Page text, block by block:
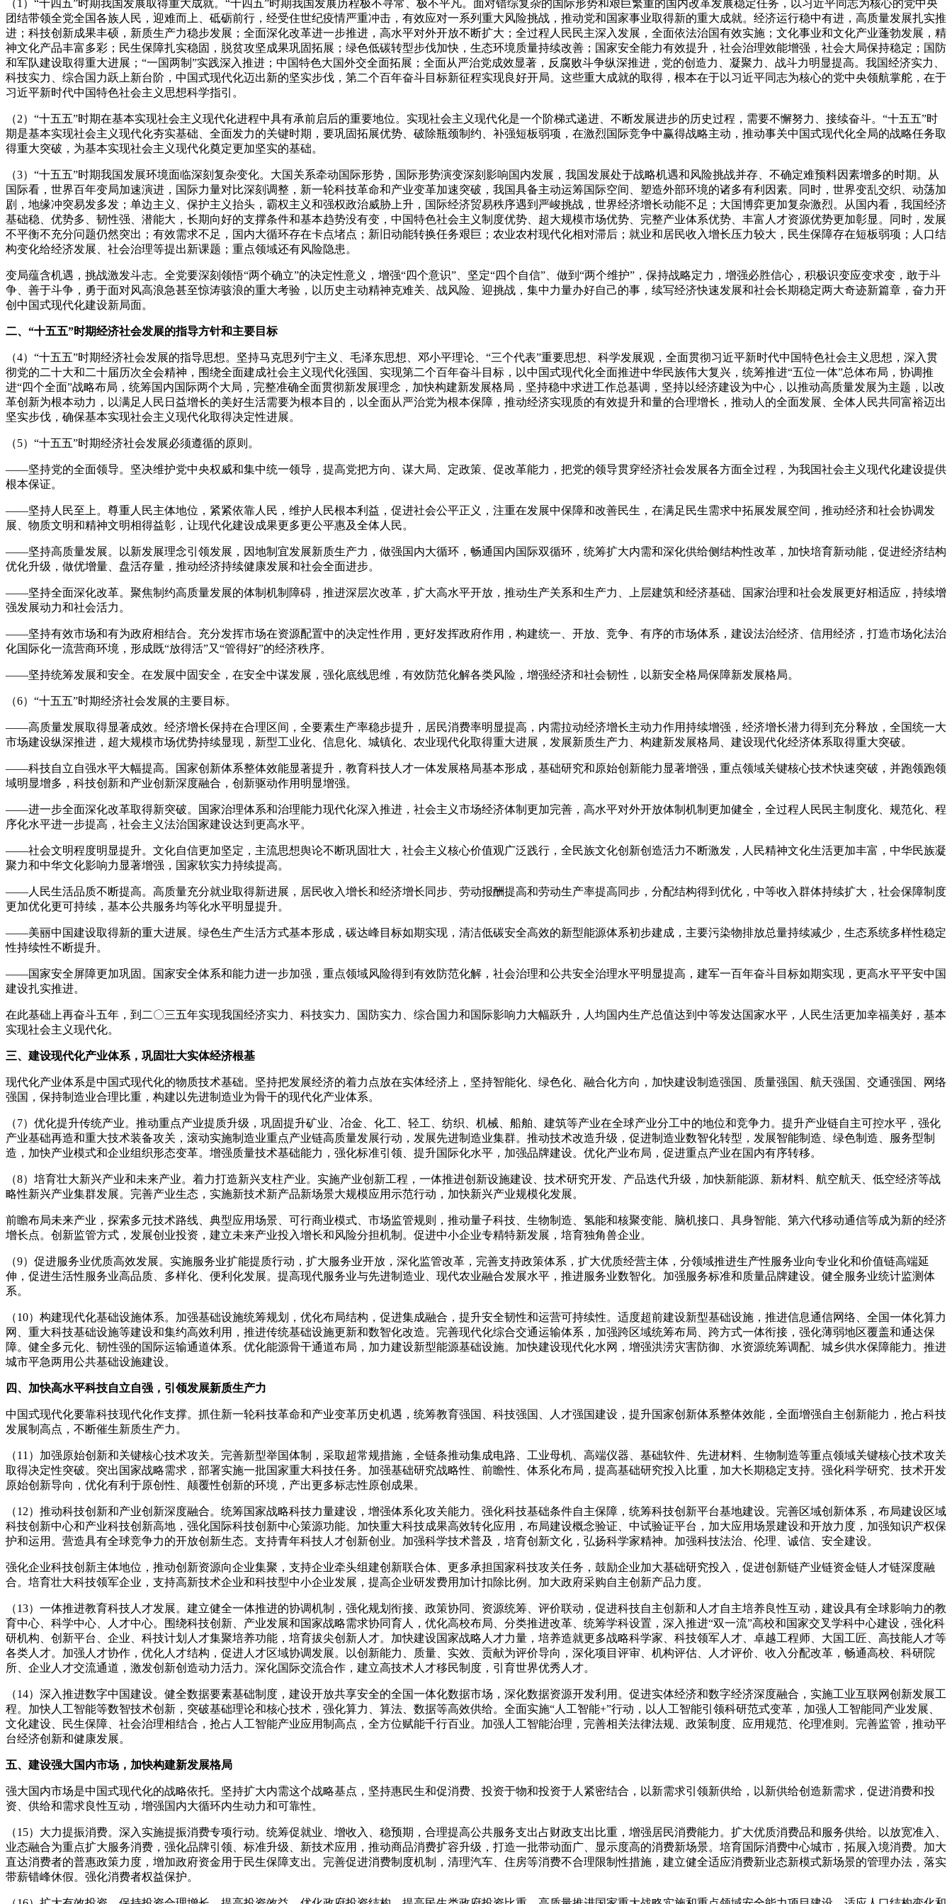
（1）“十四五”时期我国发展取得重大成就。“十四五”时期我国发展历程极不寻常、极不平凡。面对错综复杂的国际形势和艰巨繁重的国内改革发展稳定任务，以习近平同志为核心的党中央
团结带领全党全国各族人民，迎难而上、砥砺前行，经受住世纪疫情严重冲击，有效应对一系列重大风险挑战，推动党和国家事业取得新的重大成就。经济运行稳中有进，高质量发展扎实推
进；科技创新成果丰硕，新质生产力稳步发展；全面深化改革进一步推进，高水平对外开放不断扩大；全过程人民民主深入发展，全面依法治国有效实施；文化事业和文化产业蓬勃发展，精
神文化产品丰富多彩；民生保障扎实稳固，脱贫攻坚成果巩固拓展；绿色低碳转型步伐加快，生态环境质量持续改善；国家安全能力有效提升，社会治理效能增强，社会大局保持稳定；国防
和军队建设取得重大进展；“一国两制”实践深入推进；中国特色大国外交全面拓展；全面从严治党成效显著，反腐败斗争纵深推进，党的创造力、凝聚力、战斗力明显提高。我国经济实力、
科技实力、综合国力跃上新台阶，中国式现代化迈出新的坚实步伐，第二个百年奋斗目标新征程实现良好开局。这些重大成就的取得，根本在于以习近平同志为核心的党中央领航掌舵，在于
习近平新时代中国特色社会主义思想科学指引。
（2）“十五五”时期在基本实现社会主义现代化进程中具有承前启后的重要地位。实现社会主义现代化是一个阶梯式递进、不断发展进步的历史过程，需要不懈努力、接续奋斗。“十五五”时
期是基本实现社会主义现代化夯实基础、全面发力的关键时期，要巩固拓展优势、破除瓶颈制约、补强短板弱项，在激烈国际竞争中赢得战略主动，推动事关中国式现代化全局的战略任务取
得重大突破，为基本实现社会主义现代化奠定更加坚实的基础。
（3）“十五五”时期我国发展环境面临深刻复杂变化。大国关系牵动国际形势，国际形势演变深刻影响国内发展，我国发展处于战略机遇和风险挑战并存、不确定难预料因素增多的时期。从
国际看，世界百年变局加速演进，国际力量对比深刻调整，新一轮科技革命和产业变革加速突破，我国具备主动运筹国际空间、塑造外部环境的诸多有利因素。同时，世界变乱交织、动荡加
剧，地缘冲突易发多发；单边主义、保护主义抬头，霸权主义和强权政治威胁上升，国际经济贸易秩序遇到严峻挑战，世界经济增长动能不足；大国博弈更加复杂激烈。从国内看，我国经济
基础稳、优势多、韧性强、潜能大，长期向好的支撑条件和基本趋势没有变，中国特色社会主义制度优势、超大规模市场优势、完整产业体系优势、丰富人才资源优势更加彰显。同时，发展
不平衡不充分问题仍然突出；有效需求不足，国内大循环存在卡点堵点；新旧动能转换任务艰巨；农业农村现代化相对滞后；就业和居民收入增长压力较大，民生保障存在短板弱项；人口结
构变化给经济发展、社会治理等提出新课题；重点领域还有风险隐患。
变局蕴含机遇，挑战激发斗志。全党要深刻领悟“两个确立”的决定性意义，增强“四个意识”、坚定“四个自信”、做到“两个维护”，保持战略定力，增强必胜信心，积极识变应变求变，敢于斗
争、善于斗争，勇于面对风高浪急甚至惊涛骇浪的重大考验，以历史主动精神克难关、战风险、迎挑战，集中力量办好自己的事，续写经济快速发展和社会长期稳定两大奇迹新篇章，奋力开
创中国式现代化建设新局面。
二、“十五五”时期经济社会发展的指导方针和主要目标
（4）“十五五”时期经济社会发展的指导思想。坚持马克思列宁主义、毛泽东思想、邓小平理论、“三个代表”重要思想、科学发展观，全面贯彻习近平新时代中国特色社会主义思想，深入贯
彻党的二十大和二十届历次全会精神，围绕全面建成社会主义现代化强国、实现第二个百年奋斗目标，以中国式现代化全面推进中华民族伟大复兴，统筹推进“五位一体”总体布局，协调推
进“四个全面”战略布局，统筹国内国际两个大局，完整准确全面贯彻新发展理念，加快构建新发展格局，坚持稳中求进工作总基调，坚持以经济建设为中心，以推动高质量发展为主题，以改
革创新为根本动力，以满足人民日益增长的美好生活需要为根本目的，以全面从严治党为根本保障，推动经济实现质的有效提升和量的合理增长，推动人的全面发展、全体人民共同富裕迈出
坚实步伐，确保基本实现社会主义现代化取得决定性进展。
（5）“十五五”时期经济社会发展必须遵循的原则。
——坚持党的全面领导。坚决维护党中央权威和集中统一领导，提高党把方向、谋大局、定政策、促改革能力，把党的领导贯穿经济社会发展各方面全过程，为我国社会主义现代化建设提供
根本保证。
——坚持人民至上。尊重人民主体地位，紧紧依靠人民，维护人民根本利益，促进社会公平正义，注重在发展中保障和改善民生，在满足民生需求中拓展发展空间，推动经济和社会协调发
展、物质文明和精神文明相得益彰，让现代化建设成果更多更公平惠及全体人民。
——坚持高质量发展。以新发展理念引领发展，因地制宜发展新质生产力，做强国内大循环，畅通国内国际双循环，统筹扩大内需和深化供给侧结构性改革，加快培育新动能，促进经济结构
优化升级，做优增量、盘活存量，推动经济持续健康发展和社会全面进步。
——坚持全面深化改革。聚焦制约高质量发展的体制机制障碍，推进深层次改革，扩大高水平开放，推动生产关系和生产力、上层建筑和经济基础、国家治理和社会发展更好相适应，持续增
强发展动力和社会活力。
——坚持有效市场和有为政府相结合。充分发挥市场在资源配置中的决定性作用，更好发挥政府作用，构建统一、开放、竞争、有序的市场体系，建设法治经济、信用经济，打造市场化法治
化国际化一流营商环境，形成既“放得活”又“管得好”的经济秩序。
——坚持统筹发展和安全。在发展中固安全，在安全中谋发展，强化底线思维，有效防范化解各类风险，增强经济和社会韧性，以新安全格局保障新发展格局。
（6）“十五五”时期经济社会发展的主要目标。
——高质量发展取得显著成效。经济增长保持在合理区间，全要素生产率稳步提升，居民消费率明显提高，内需拉动经济增长主动力作用持续增强，经济增长潜力得到充分释放，全国统一大
市场建设纵深推进，超大规模市场优势持续显现，新型工业化、信息化、城镇化、农业现代化取得重大进展，发展新质生产力、构建新发展格局、建设现代化经济体系取得重大突破。
——科技自立自强水平大幅提高。国家创新体系整体效能显著提升，教育科技人才一体发展格局基本形成，基础研究和原始创新能力显著增强，重点领域关键核心技术快速突破，并跑领跑领
域明显增多，科技创新和产业创新深度融合，创新驱动作用明显增强。
——进一步全面深化改革取得新突破。国家治理体系和治理能力现代化深入推进，社会主义市场经济体制更加完善，高水平对外开放体制机制更加健全，全过程人民民主制度化、规范化、程
序化水平进一步提高，社会主义法治国家建设达到更高水平。
——社会文明程度明显提升。文化自信更加坚定，主流思想舆论不断巩固壮大，社会主义核心价值观广泛践行，全民族文化创新创造活力不断激发，人民精神文化生活更加丰富，中华民族凝
聚力和中华文化影响力显著增强，国家软实力持续提高。
——人民生活品质不断提高。高质量充分就业取得新进展，居民收入增长和经济增长同步、劳动报酬提高和劳动生产率提高同步，分配结构得到优化，中等收入群体持续扩大，社会保障制度
更加优化更可持续，基本公共服务均等化水平明显提升。
——美丽中国建设取得新的重大进展。绿色生产生活方式基本形成，碳达峰目标如期实现，清洁低碳安全高效的新型能源体系初步建成，主要污染物排放总量持续减少，生态系统多样性稳定
性持续性不断提升。
——国家安全屏障更加巩固。国家安全体系和能力进一步加强，重点领域风险得到有效防范化解，社会治理和公共安全治理水平明显提高，建军一百年奋斗目标如期实现，更高水平平安中国
建设扎实推进。
在此基础上再奋斗五年，到二〇三五年实现我国经济实力、科技实力、国防实力、综合国力和国际影响力大幅跃升，人均国内生产总值达到中等发达国家水平，人民生活更加幸福美好，基本
实现社会主义现代化。
三、建设现代化产业体系，巩固壮大实体经济根基
现代化产业体系是中国式现代化的物质技术基础。坚持把发展经济的着力点放在实体经济上，坚持智能化、绿色化、融合化方向，加快建设制造强国、质量强国、航天强国、交通强国、网络
强国，保持制造业合理比重，构建以先进制造业为骨干的现代化产业体系。
（7）优化提升传统产业。推动重点产业提质升级，巩固提升矿业、冶金、化工、轻工、纺织、机械、船舶、建筑等产业在全球产业分工中的地位和竞争力。提升产业链自主可控水平，强化
产业基础再造和重大技术装备攻关，滚动实施制造业重点产业链高质量发展行动，发展先进制造业集群。推动技术改造升级，促进制造业数智化转型，发展智能制造、绿色制造、服务型制
造，加快产业模式和企业组织形态变革。增强质量技术基础能力，强化标准引领、提升国际化水平，加强品牌建设。优化产业布局，促进重点产业在国内有序转移。
（8）培育壮大新兴产业和未来产业。着力打造新兴支柱产业。实施产业创新工程，一体推进创新设施建设、技术研究开发、产品迭代升级，加快新能源、新材料、航空航天、低空经济等战
略性新兴产业集群发展。完善产业生态，实施新技术新产品新场景大规模应用示范行动，加快新兴产业规模化发展。
前瞻布局未来产业，探索多元技术路线、典型应用场景、可行商业模式、市场监管规则，推动量子科技、生物制造、氢能和核聚变能、脑机接口、具身智能、第六代移动通信等成为新的经济
增长点。创新监管方式，发展创业投资，建立未来产业投入增长和风险分担机制。促进中小企业专精特新发展，培育独角兽企业。
（9）促进服务业优质高效发展。实施服务业扩能提质行动，扩大服务业开放，深化监管改革，完善支持政策体系，扩大优质经营主体，分领域推进生产性服务业向专业化和价值链高端延
伸，促进生活性服务业高品质、多样化、便利化发展。提高现代服务业与先进制造业、现代农业融合发展水平，推进服务业数智化。加强服务标准和质量品牌建设。健全服务业统计监测体
系。
（10）构建现代化基础设施体系。加强基础设施统筹规划，优化布局结构，促进集成融合，提升安全韧性和运营可持续性。适度超前建设新型基础设施，推进信息通信网络、全国一体化算力
网、重大科技基础设施等建设和集约高效利用，推进传统基础设施更新和数智化改造。完善现代化综合交通运输体系，加强跨区域统筹布局、跨方式一体衔接，强化薄弱地区覆盖和通达保
障。健全多元化、韧性强的国际运输通道体系。优化能源骨干通道布局，加力建设新型能源基础设施。加快建设现代化水网，增强洪涝灾害防御、水资源统筹调配、城乡供水保障能力。推进
城市平急两用公共基础设施建设。
四、加快高水平科技自立自强，引领发展新质生产力
中国式现代化要靠科技现代化作支撑。抓住新一轮科技革命和产业变革历史机遇，统筹教育强国、科技强国、人才强国建设，提升国家创新体系整体效能，全面增强自主创新能力，抢占科技
发展制高点，不断催生新质生产力。
（11）加强原始创新和关键核心技术攻关。完善新型举国体制，采取超常规措施，全链条推动集成电路、工业母机、高端仪器、基础软件、先进材料、生物制造等重点领域关键核心技术攻关
取得决定性突破。突出国家战略需求，部署实施一批国家重大科技任务。加强基础研究战略性、前瞻性、体系化布局，提高基础研究投入比重，加大长期稳定支持。强化科学研究、技术开发
原始创新导向，优化有利于原创性、颠覆性创新的环境，产出更多标志性原创成果。
（12）推动科技创新和产业创新深度融合。统筹国家战略科技力量建设，增强体系化攻关能力。强化科技基础条件自主保障，统筹科技创新平台基地建设。完善区域创新体系，布局建设区域
科技创新中心和产业科技创新高地，强化国际科技创新中心策源功能。加快重大科技成果高效转化应用，布局建设概念验证、中试验证平台，加大应用场景建设和开放力度，加强知识产权保
护和运用。营造具有全球竞争力的开放创新生态。支持青年科技人才创新创业。加强科学技术普及，培育创新文化，弘扬科学家精神。加强科技法治、伦理、诚信、安全建设。
强化企业科技创新主体地位，推动创新资源向企业集聚，支持企业牵头组建创新联合体、更多承担国家科技攻关任务，鼓励企业加大基础研究投入，促进创新链产业链资金链人才链深度融
合。培育壮大科技领军企业，支持高新技术企业和科技型中小企业发展，提高企业研发费用加计扣除比例。加大政府采购自主创新产品力度。
（13）一体推进教育科技人才发展。建立健全一体推进的协调机制，强化规划衔接、政策协同、资源统筹、评价联动，促进科技自主创新和人才自主培养良性互动，建设具有全球影响力的教
育中心、科学中心、人才中心。围绕科技创新、产业发展和国家战略需求协同育人，优化高校布局、分类推进改革、统筹学科设置，深入推进“双一流”高校和国家交叉学科中心建设，强化科
研机构、创新平台、企业、科技计划人才集聚培养功能，培育拔尖创新人才。加快建设国家战略人才力量，培养造就更多战略科学家、科技领军人才、卓越工程师、大国工匠、高技能人才等
各类人才。加强人才协作，优化人才结构，促进人才区域协调发展。以创新能力、质量、实效、贡献为评价导向，深化项目评审、机构评估、人才评价、收入分配改革，畅通高校、科研院
所、企业人才交流通道，激发创新创造动力活力。深化国际交流合作，建立高技术人才移民制度，引育世界优秀人才。
（14）深入推进数字中国建设。健全数据要素基础制度，建设开放共享安全的全国一体化数据市场，深化数据资源开发利用。促进实体经济和数字经济深度融合，实施工业互联网创新发展工
程。加快人工智能等数智技术创新，突破基础理论和核心技术，强化算力、算法、数据等高效供给。全面实施“人工智能+”行动，以人工智能引领科研范式变革，加强人工智能同产业发展、
文化建设、民生保障、社会治理相结合，抢占人工智能产业应用制高点，全方位赋能千行百业。加强人工智能治理，完善相关法律法规、政策制度、应用规范、伦理准则。完善监管，推动平
台经济创新和健康发展。
五、建设强大国内市场，加快构建新发展格局
强大国内市场是中国式现代化的战略依托。坚持扩大内需这个战略基点，坚持惠民生和促消费、投资于物和投资于人紧密结合，以新需求引领新供给，以新供给创造新需求，促进消费和投
资、供给和需求良性互动，增强国内大循环内生动力和可靠性。
（15）大力提振消费。深入实施提振消费专项行动。统筹促就业、增收入、稳预期，合理提高公共服务支出占财政支出比重，增强居民消费能力。扩大优质消费品和服务供给。以放宽准入、
业态融合为重点扩大服务消费，强化品牌引领、标准升级、新技术应用，推动商品消费扩容升级，打造一批带动面广、显示度高的消费新场景。培育国际消费中心城市，拓展入境消费。加大
直达消费者的普惠政策力度，增加政府资金用于民生保障支出。完善促进消费制度机制，清理汽车、住房等消费不合理限制性措施，建立健全适应消费新业态新模式新场景的管理办法，落实
带薪错峰休假。强化消费者权益保护。